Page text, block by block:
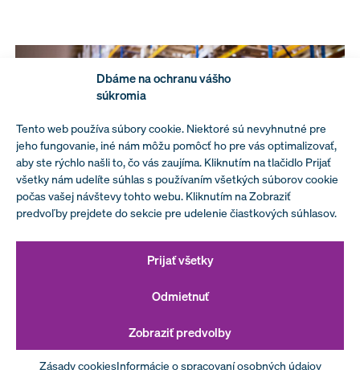
Dbáme na ochranu vášho
súkromia
Tento web používa súbory cookie. Niektoré sú nevyhnutné pre
jeho fungovanie, iné nám môžu pomôcť ho pre vás optimalizovať,
aby ste rýchlo našli to, čo vás zaujíma. Kliknutím na tlačidlo Prijať
všetky nám udelíte súhlas s používaním všetkých súborov cookie
počas vašej návštevy tohto webu. Kliknutím na Zobraziť
predvoľby prejdete do sekcie pre udelenie čiastkových súhlasov.
Prijať všetky
Odmietnuť
Zobraziť predvolby
Zásady cookiesInformácie o spracovaní osobných údajov
SAP EWM add-ons (4.): Kontrola